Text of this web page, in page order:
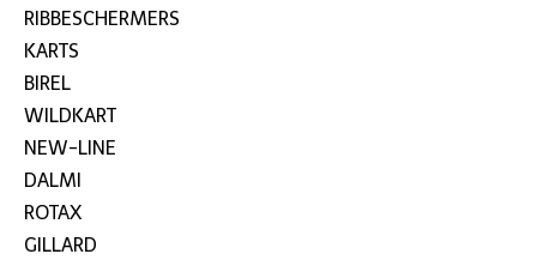
RIBBESCHERMERS
KARTS
BIREL
WILDKART
NEW-LINE
DALMI
ROTAX
GILLARD